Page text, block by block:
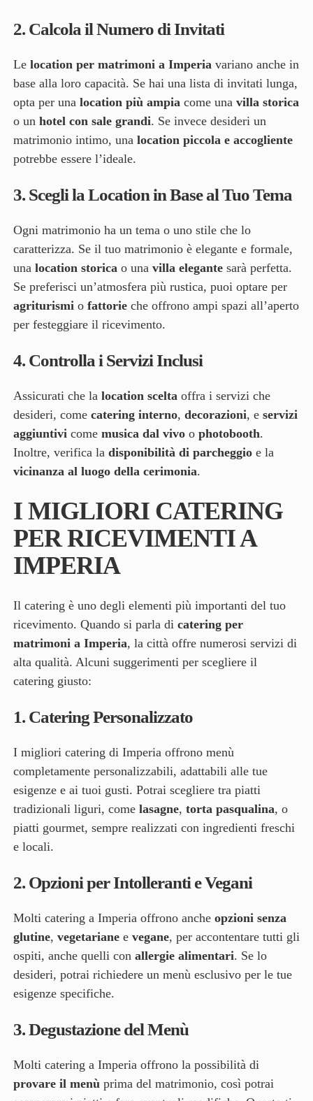
2. Calcola il Numero di Invitati
Le location per matrimoni a Imperiavariano anche in
base alla loro capacità. Se hai una lista di invitati lunga,
opta per una location più ampiacome una villa storica
o un hotel con sale grandi. Se invece desideri un
matrimonio intimo, una location piccola e accogliente
potrebbe essere l’ideale.
3. Scegli la Location in Base al Tuo Tema
Ogni matrimonio ha un tema o uno stile che lo
caratterizza. Se il tuo matrimonio è elegante e formale,
una location storicao una villa elegantesarà perfetta.
Se preferisci un’atmosfera più rustica, puoi optare per
agriturismio fattorieche offrono ampi spazi all’aperto
per festeggiare il ricevimento.
4. Controlla i Servizi Inclusi
Assicurati che la location sceltaoffra i servizi che
desideri, come catering interno, decorazioni, e servizi
aggiuntivicome musica dal vivoo photobooth.
Inoltre, verifica la disponibilità di parcheggioe la
vicinanza al luogo della cerimonia.
I MIGLIORI CATERING
PER RICEVIMENTI A
IMPERIA
Il catering è uno degli elementi più importanti del tuo
ricevimento. Quando si parla di catering per
matrimoni a Imperia, la città offre numerosi servizi di
alta qualità. Alcuni suggerimenti per scegliere il
catering giusto:
1. Catering Personalizzato
I migliori catering di Imperia offrono menù
completamente personalizzabili, adattabili alle tue
esigenze e ai tuoi gusti. Potrai scegliere tra piatti
tradizionali liguri, come lasagne, torta pasqualina, o
piatti gourmet, sempre realizzati con ingredienti freschi
e locali.
2. Opzioni per Intolleranti e Vegani
Molti catering a Imperia offrono anche opzioni senza
glutine, vegetarianee vegane, per accontentare tutti gli
ospiti, anche quelli con allergie alimentari. Se lo
desideri, potrai richiedere un menù esclusivo per le tue
esigenze specifiche.
3.Degustazione del Menù
Molti catering a Imperia offrono la possibilità di
provare il menùprima del matrimonio, così potrai